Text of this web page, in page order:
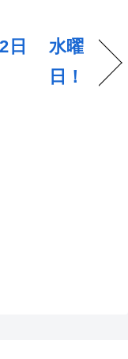
日 水曜
日！